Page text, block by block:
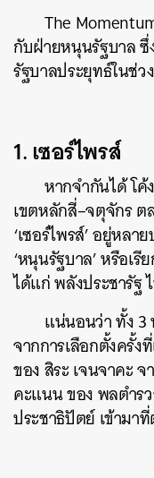
The
กับฝ่ายหนุนรัฐบาล
รัฐบาลประยุทธ์ในช่วง
1. เซอร์ไพรส์
หากจำกันได้ โค้
เขตหลักสี่–จตุจักร ต
‘เซอร์ไพรส์’อยู่หลาย
‘หนุนรัฐบาล’หรือเรี
ได้แก่ พลังประชารัฐ
แน่นอนว่า ทั้ง3
จากการเลือกตั้งครั้
ของ สิระ เจนจาคะ
คะแนน ของ พลตำร
ประชาธิปัตย์ เข้ามา